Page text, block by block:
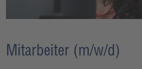
Mitarbeiter (m/w/d)